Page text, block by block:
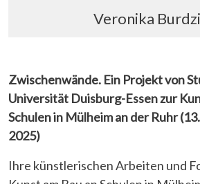
Veronika
Zwischenwände. Ein Projekt von
Universität Duisburg-Essen zur
Schulen in Mülheim an der Ruhr
2025)
Ihre künstlerischen Arbeiten und